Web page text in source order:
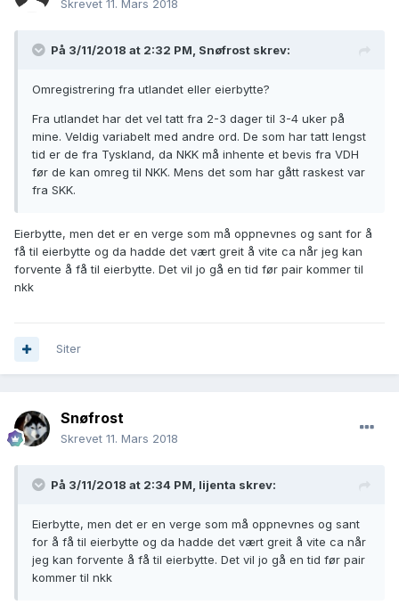
Skrevet 11. Mars 2018
På 3/11/2018 at 2:32 PM, Snøfrost skrev:
Omregistrering fra utlandet eller eierbytte?
Fra utlandet har det vel tatt fra 2-3 dager til 3-4 uker på
mine. Veldig variabelt med andre ord. De som har tatt lengst
tid er de fra Tyskland, da NKK må inhente et bevis fra VDH
før de kan omreg til NKK. Mens det som har gått raskest var
fra SKK.
Eierbytte, men det er en verge som må oppnevnes og sant for å
få til eierbytte og da hadde det vært greit å vite ca når jeg kan
forvente å få til eierbytte. Det vil jo gå en tid før pair kommer til
nkk
Siter
Snøfrost
Skrevet 11. Mars 2018
På 3/11/2018 at 2:34 PM, lijenta skrev:
Eierbytte, men det er en verge som må oppnevnes og sant
for å få til eierbytte og da hadde det vært greit å vite ca når
jeg kan forvente å få til eierbytte. Det vil jo gå en tid før pair
kommer til nkk